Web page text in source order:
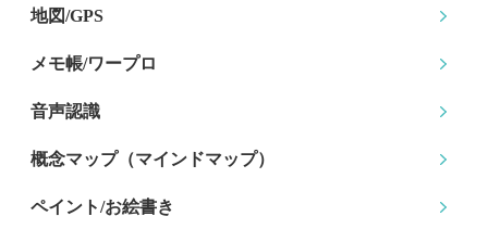
地図/GPS
メモ帳/ワープロ
音声認識
概念マップ（マインドマップ）
ペイント/お絵書き